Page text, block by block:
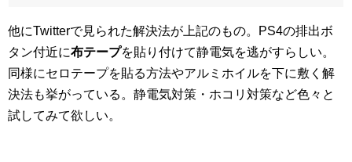
他にTwitterで見られた解決法が上記のもの。PS4の排出ボ
タン付近に布テープを貼り付けて静電気を逃がすらしい。
同様にセロテープを貼る方法やアルミホイルを下に敷く解
決法も挙がっている。静電気対策・ホコリ対策など色々と
試してみて欲しい。